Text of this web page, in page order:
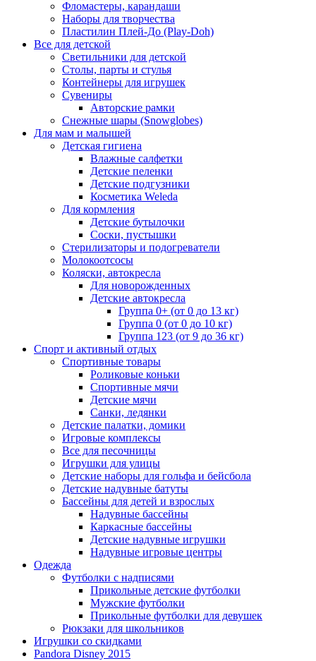
Фломастеры, карандаши
Наборы для творчества
Пластилин Плей-До (Play-Doh)
Все для детской
Светильники для детской
Столы, парты и стулья
Контейнеры для игрушек
Сувениры
Авторские рамки
Снежные шары (Snowglobes)
Для мам и малышей
Детская гигиена
Влажные салфетки
Детские пеленки
Детские подгузники
Косметика Weleda
Для кормления
Детские бутылочки
Соски, пустышки
Стерилизаторы и подогреватели
Молокоотсосы
Коляски, автокресла
Для новорожденных
Детские автокресла
Группа 0+ (от 0 до 13 кг)
Группа 0 (от 0 до 10 кг)
Группа 123 (от 9 до 36 кг)
Спорт и активный отдых
Спортивные товары
Роликовые коньки
Спортивные мячи
Детские мячи
Санки, ледянки
Детские палатки, домики
Игровые комплексы
Все для песочницы
Игрушки для улицы
Детские наборы для гольфа и бейсбола
Детские надувные батуты
Бассейны для детей и взрослых
Надувные бассейны
Каркасные бассейны
Детские надувные игрушки
Надувные игровые центры
Одежда
Футболки с надписями
Прикольные детские футболки
Мужские футболки
Прикольные футболки для девушек
Рюкзаки для школьников
Игрушки со скидками
Pandora Disney 2015